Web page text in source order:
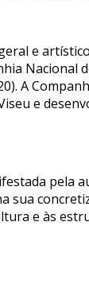
e
Nacional
A
e
pela
e às